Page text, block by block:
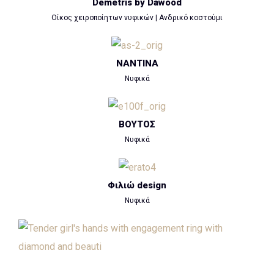
Demetris by Dawood
Οίκος χειροποίητων νυφικών | Ανδρικό κοστούμι
NANTINA
Νυφικά
ΒΟΥΤΟΣ
Νυφικά
Φιλιώ design
Νυφικά